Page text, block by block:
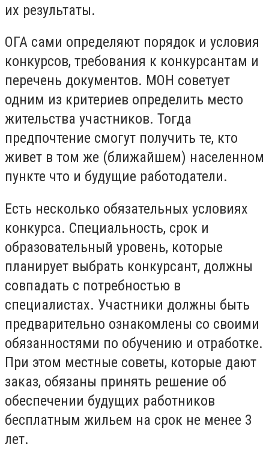
их результаты.
ОГА сами определяют порядок и условия
конкурсов, требования к конкурсантам и
перечень документов. МОН советует
одним из критериев определить место
жительства участников. Тогда
предпочтение смогут получить те, кто
живет в том же (ближайшем) населенном
пункте что и будущие работодатели.
Есть несколько обязательных условиях
конкурса. Специальность, срок и
образовательный уровень, которые
планирует выбрать конкурсант, должны
совпадать с потребностью в
специалистах. Участники должны быть
предварительно ознакомлены со своими
обязанностями по обучению и отработке.
При этом местные советы, которые дают
заказ, обязаны принять решение об
обеспечении будущих работников
бесплатным жильем на срок не менее 3
лет.